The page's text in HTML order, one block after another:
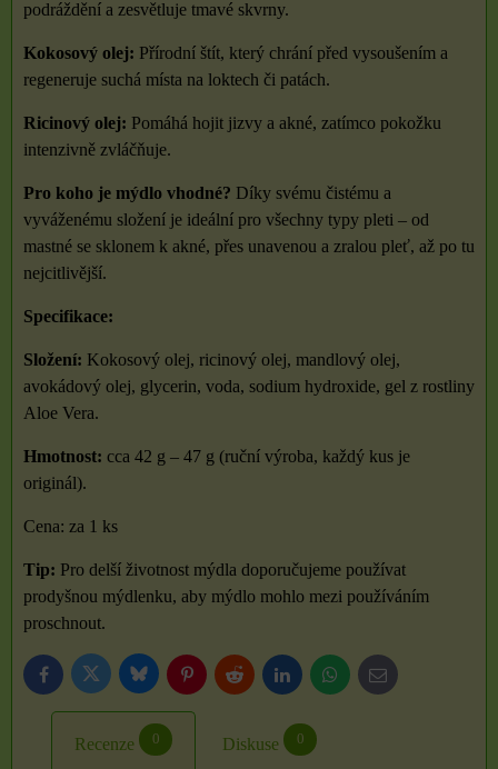
podráždění a zesvětluje tmavé skvrny.
Kokosový olej: Přírodní štít, který chrání před vysoušením a
regeneruje suchá místa na loktech či patách.
Ricinový olej: Pomáhá hojit jizvy a akné, zatímco pokožku
intenzivně zvláčňuje.
Pro koho je mýdlo vhodné? Díky svému čistému a
vyváženému složení je ideální pro všechny typy pleti – od
mastné se sklonem k akné, přes unavenou a zralou pleť, až po tu
nejcitlivější.
Specifikace:
Složení: Kokosový olej, ricinový olej, mandlový olej,
avokádový olej, glycerin, voda, sodium hydroxide, gel z rostliny
Aloe Vera.
Hmotnost: cca 42 g – 47 g (ruční výroba, každý kus je
originál).
Cena: za 1 ks
Tip: Pro delší životnost mýdla doporučujeme používat
prodyšnou mýdlenku, aby mýdlo mohlo mezi používáním
proschnout.
FacebookTwitter BlueskyPinterestReddit LinkedInWhatsApp
E-
mail
Recenze 0 Diskuse 0